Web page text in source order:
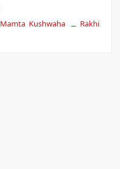
Mamta Kushwaha
Rakhi